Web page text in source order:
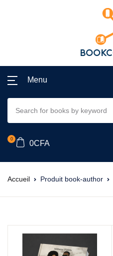
Menu
0
0CFA
Accueil Produit book-author